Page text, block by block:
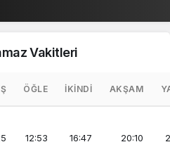
Vakitleri
ÖĞLE İKINDI AKŞAM
12:53 16:47 20:10